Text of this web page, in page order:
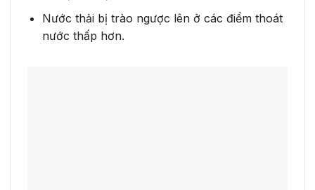
Nước thải bị trào ngược lên ở các điểm thoát
nước thấp hơn.